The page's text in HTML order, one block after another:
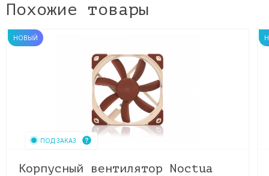
Похожие товары
НОВЫЙ
ПОД ЗАКАЗ
Корпусный вентилятор Noctua